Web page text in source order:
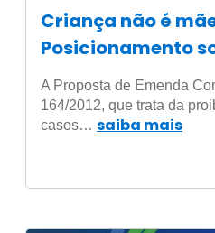
Criança não é
Posicionamento
164/2012
A Proposta de Emenda
164/2012, que trata da
casos… saiba mais